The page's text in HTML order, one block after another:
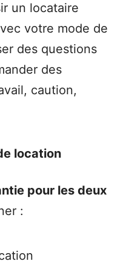
un locataire
votre mode de
des questions
des
caution,
location
pour les deux
: